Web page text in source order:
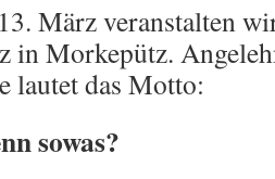
März veranstalten
in Morkepütz.
lautet das Motto:
sowas?